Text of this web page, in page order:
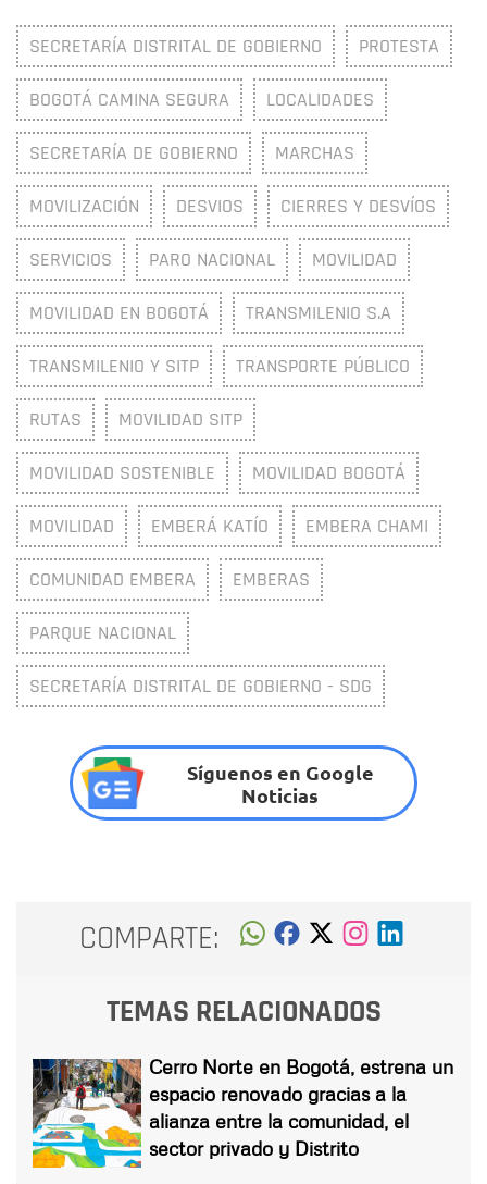
SECRETARÍA DISTRITAL DE GOBIERNO PROTESTA
BOGOTÁ CAMINA SEGURA LOCALIDADES
SECRETARÍA DE GOBIERNO MARCHAS
MOVILIZACIÓN DESVIOS CIERRES Y DESVÍOS
SERVICIOS PARO NACIONAL MOVILIDAD
MOVILIDAD EN BOGOTÁ TRANSMILENIO S.A
TRANSMILENIO Y SITP TRANSPORTE PÚBLICO
RUTAS MOVILIDAD SITP
MOVILIDAD SOSTENIBLE MOVILIDAD BOGOTÁ
MOVILIDAD EMBERÁ KATÍO EMBERA CHAMI
COMUNIDAD EMBERA EMBERAS
PARQUE NACIONAL
SECRETARÍA DISTRITAL DE GOBIERNO - SDG
Síguenos en Google
Noticias
COMPARTE:
TEMAS RELACIONADOS
Cerro Norte en Bogotá, estrena un
espacio renovado gracias a la
alianza entre la comunidad, el
sector privado y Distrito